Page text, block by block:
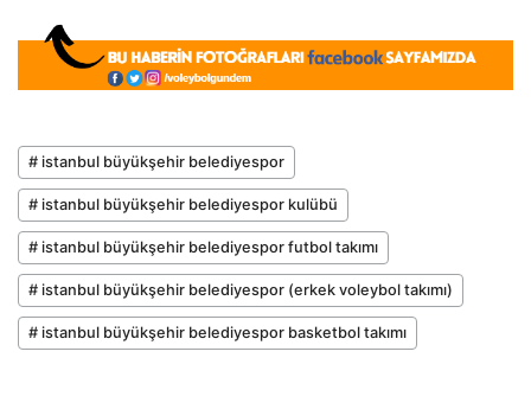
# istanbul büyükşehir belediyespor
# istanbul büyükşehir belediyespor kulübü
# istanbul büyükşehir belediyespor futbol takımı
# istanbul büyükşehir belediyespor (erkek voleybol takımı)
# istanbul büyükşehir belediyespor basketbol takımı